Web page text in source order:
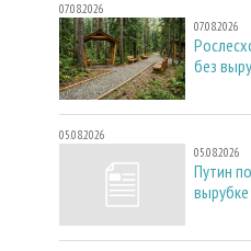
07.08.2026
07.08.2026
без
05.08.2026
05.08.2026
Путин